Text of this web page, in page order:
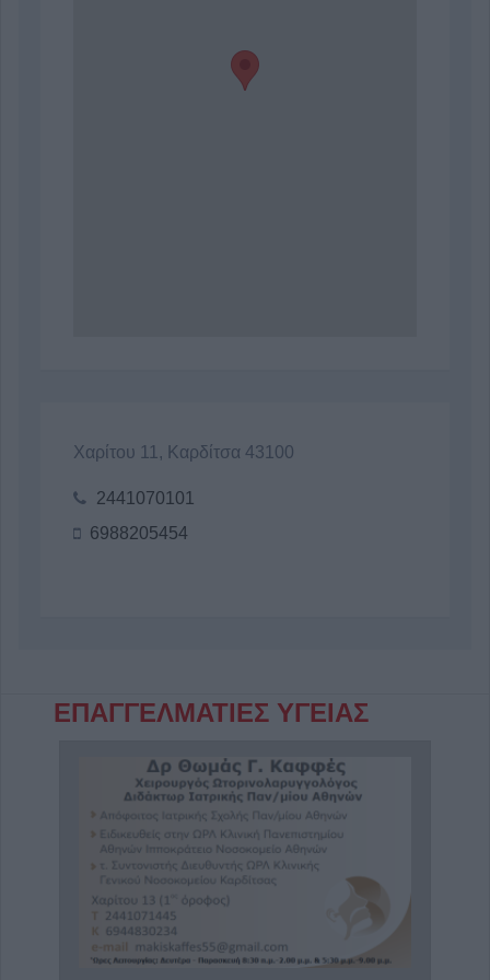
Χαρίτου 11, Καρδίτσα 43100
2441070101
6988205454
ΕΠΑΓΓΕΛΜΑΤΙΕΣ ΥΓΕΙΑΣ